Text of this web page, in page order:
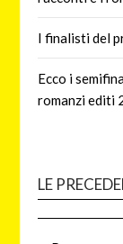
I finalisti del
Ecco i
romanzi editi
LE